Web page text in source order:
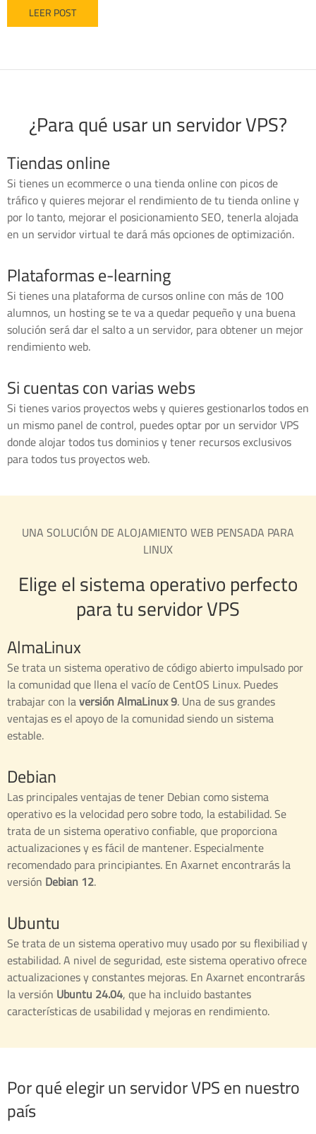
LEER POST
¿Para qué usar un servidor VPS?
Tiendas online
Si tienes un ecommerce o una tienda online con picos de
tráfico y quieres mejorar el rendimiento de tu tienda online y
por lo tanto, mejorar el posicionamiento SEO, tenerla alojada
en un servidor virtual te dará más opciones de optimización.
Plataformas e-learning
Si tienes una plataforma de cursos online con más de 100
alumnos, un hosting se te va a quedar pequeño y una buena
solución será dar el salto a un servidor, para obtener un mejor
rendimiento web.
Si cuentas con varias webs
Si tienes varios proyectos webs y quieres gestionarlos todos en
un mismo panel de control, puedes optar por un servidor VPS
donde alojar todos tus dominios y tener recursos exclusivos
para todos tus proyectos web.
UNA SOLUCIÓN DE ALOJAMIENTO WEB PENSADA PARA
LINUX
Elige el sistema operativo perfecto
para tu servidor VPS
AlmaLinux
Se trata un sistema operativo de código abierto impulsado por
la comunidad que llena el vacío de CentOS Linux. Puedes
trabajar con laversión AlmaLinux 9. Una de sus grandes
ventajas es el apoyo de la comunidad siendo un sistema
estable.
Debian
Las principales ventajas de tener Debian como sistema
operativo es la velocidad pero sobre todo, la estabilidad. Se
trata de un sistema operativo confiable, que proporciona
actualizaciones y es fácil de mantener. Especialmente
recomendado para principiantes. En Axarnet encontrarás la
versión Debian 12.
Ubuntu
Se trata de un sistema operativo muy usado por su flexibiliad y
estabilidad. A nivel de seguridad, este sistema operativo ofrece
actualizaciones y constantes mejoras. En Axarnet encontrarás
la versión Ubuntu 24.04, que ha incluido bastantes
características de usabilidad y mejoras en rendimiento.
Por qué elegir un servidor VPS en nuestro
país